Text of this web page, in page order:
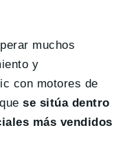
muchos
y
con motores de
se sitúa dentro
más vendidos